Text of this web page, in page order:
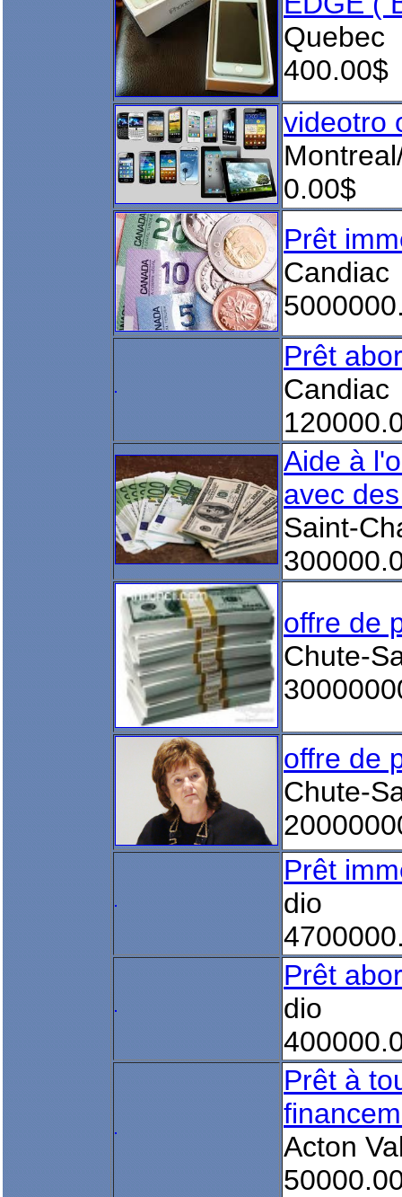
Quebec
400.00$
videotro
0.00$
Prêt
Candiac
Prêt
Candiac
Aide à
avec
Saint-
offre de
Chute-
offre de
Chute-
Prêt
dio
Prêt
dio
Prêt à
Acton